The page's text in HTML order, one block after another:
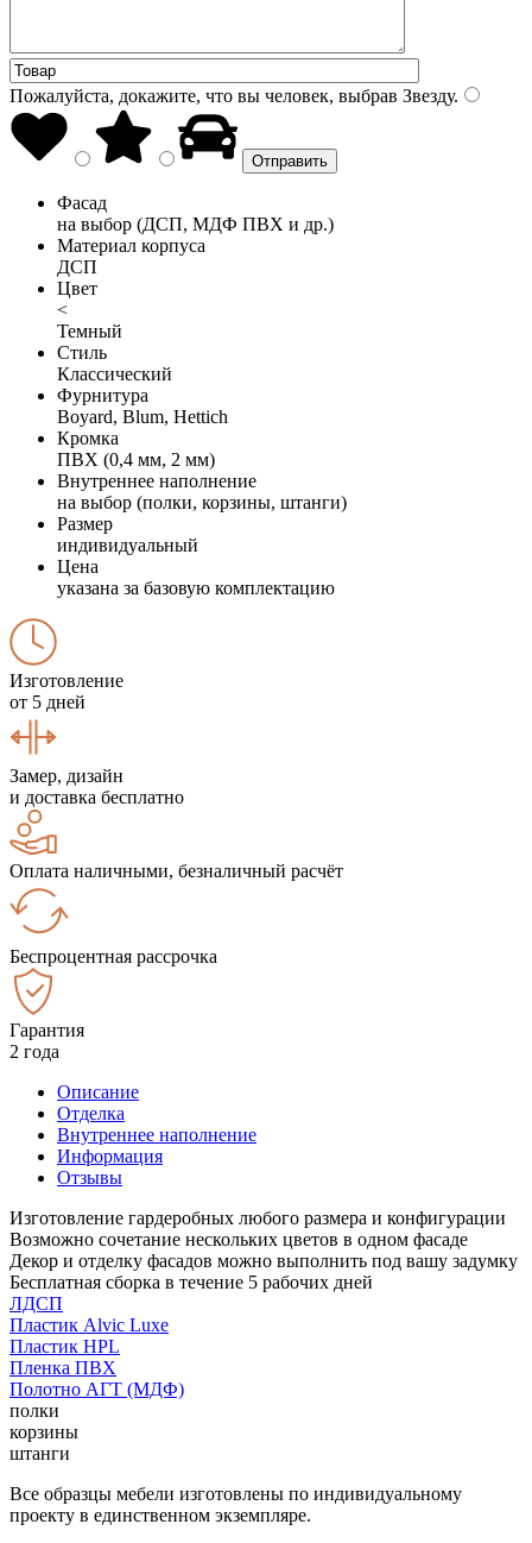
Пожалуйста, докажите, что вы человек, выбрав Звезду.
Фасад
на выбор (ДСП, МДФ ПВХ и др.)
Материал корпуса
ДСП
Цвет
<
Темный
Стиль
Классический
Фурнитура
Boyard, Blum, Hettich
Кромка
ПВХ (0,4 мм, 2 мм)
Внутреннее наполнение
на выбор (полки, корзины, штанги)
Размер
индивидуальный
Цена
указана за базовую комплектацию
Изготовление
от 5 дней
Замер, дизайн
и доставка бесплатно
Оплата наличными, безналичный расчёт
Беспроцентная рассрочка
Гарантия
2 года
Описание
Отделка
Внутреннее наполнение
Информация
Отзывы
Изготовление гардеробных любого размера и конфигурации
Возможно сочетание нескольких цветов в одном фасаде
Декор и отделку фасадов можно выполнить под вашу задумку
Бесплатная сборка в течение 5 рабочих дней
ЛДСП
Пластик Alvic Luxe
Пластик HPL
Пленка ПВХ
Полотно АГТ (МДФ)
полки
корзины
штанги
Все образцы мебели изготовлены по индивидуальному
проекту в единственном экземпляре.